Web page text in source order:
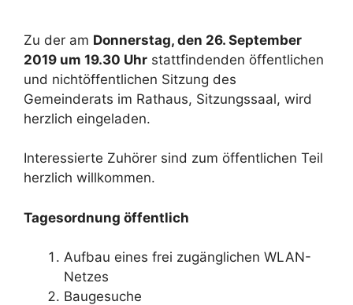
Zu der am Donnerstag, den 26. September
2019 um 19.30 Uhr stattfindenden öffentlichen
und nichtöffentlichen Sitzung des
Gemeinderats im Rathaus, Sitzungssaal, wird
herzlich eingeladen.
Interessierte Zuhörer sind zum öffentlichen Teil
herzlich willkommen.
Tagesordnung öffentlich
Aufbau eines frei zugänglichen WLAN-
Netzes
Baugesuche